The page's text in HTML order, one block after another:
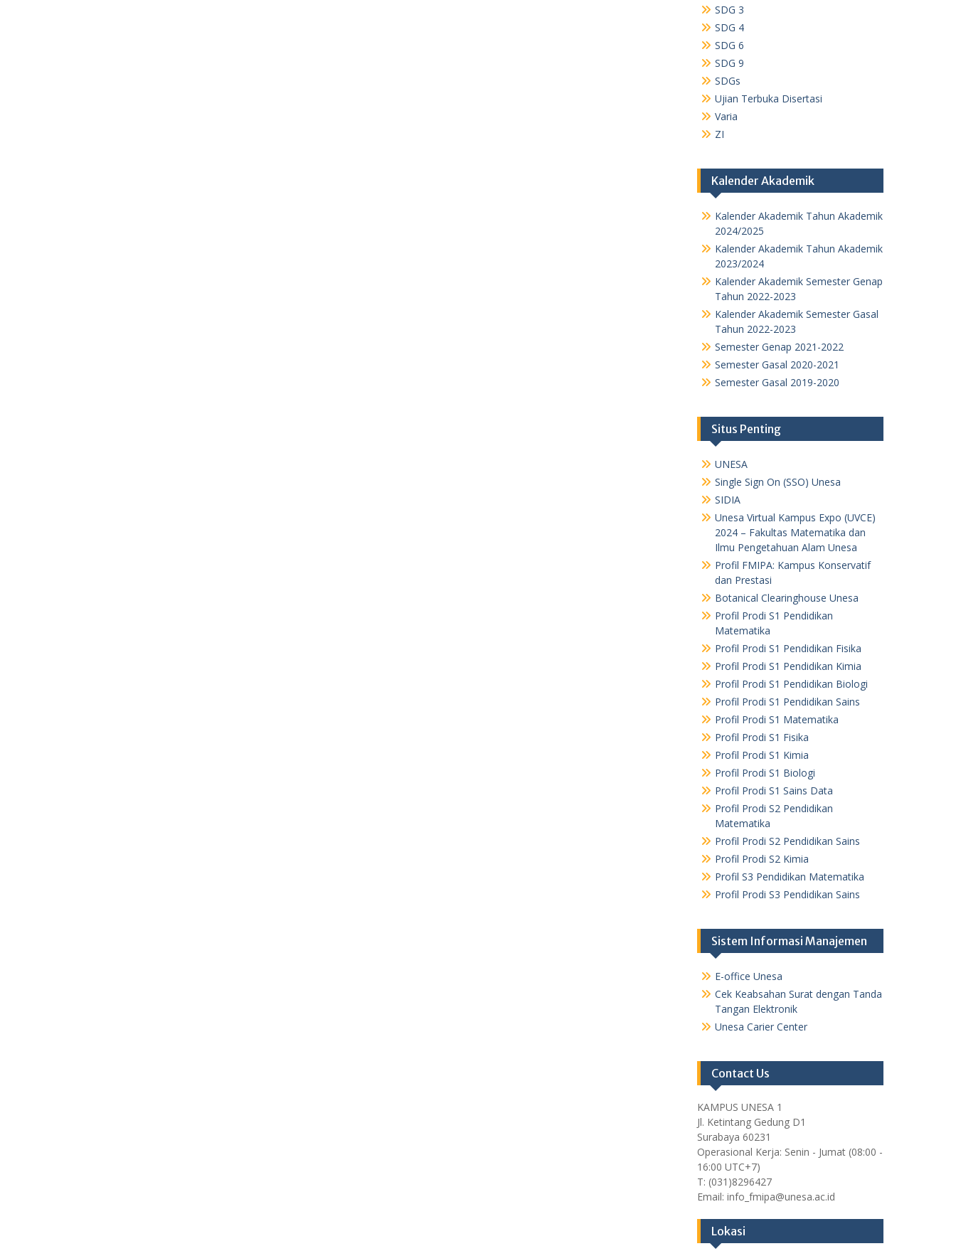
SDG 3
SDG 4
SDG 6
SDG 9
SDGs
Ujian Terbuka Disertasi
Varia
ZI
Kalender Akademik
Kalender Akademik Tahun Akademik
2024/2025
Kalender Akademik Tahun Akademik
2023/2024
Kalender Akademik Semester Genap
Tahun 2022-2023
Kalender Akademik Semester Gasal
Tahun 2022-2023
Semester Genap 2021-2022
Semester Gasal 2020-2021
Semester Gasal 2019-2020
Situs Penting
UNESA
Single Sign On (SSO) Unesa
SIDIA
Unesa Virtual Kampus Expo (UVCE)
2024 – Fakultas Matematika dan
Ilmu Pengetahuan Alam Unesa
Profil FMIPA: Kampus Konservatif
dan Prestasi
Botanical Clearinghouse Unesa
Profil Prodi S1 Pendidikan
Matematika
Profil Prodi S1 Pendidikan Fisika
Profil Prodi S1 Pendidikan Kimia
Profil Prodi S1 Pendidikan Biologi
Profil Prodi S1 Pendidikan Sains
Profil Prodi S1 Matematika
Profil Prodi S1 Fisika
Profil Prodi S1 Kimia
Profil Prodi S1 Biologi
Profil Prodi S1 Sains Data
Profil Prodi S2 Pendidikan
Matematika
Profil Prodi S2 Pendidikan Sains
Profil Prodi S2 Kimia
Profil S3 Pendidikan Matematika
Profil Prodi S3 Pendidikan Sains
Sistem Informasi Manajemen
E-office Unesa
Cek Keabsahan Surat dengan Tanda
Tangan Elektronik
Unesa Carier Center
Contact Us
KAMPUS UNESA 1
Jl. Ketintang Gedung D1
Surabaya 60231
Operasional Kerja: Senin - Jumat (08:00 -
16:00 UTC+7)
T: (031)8296427
Email: info_fmipa@unesa.ac.id
Lokasi